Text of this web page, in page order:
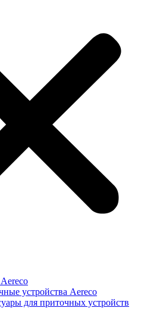
устройства Aereco
для приточных устройств